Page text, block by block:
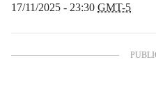
17/11/2025 - 23:30 GMT-5